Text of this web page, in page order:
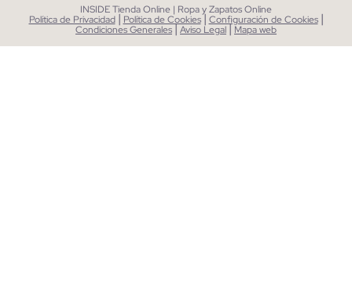
INSIDE Tienda Online | Ropa y Zapatos Online
Política de Privacidad | Política de Cookies| Configuración de Cookies |
Condiciones Generales|Aviso Legal| Mapa web